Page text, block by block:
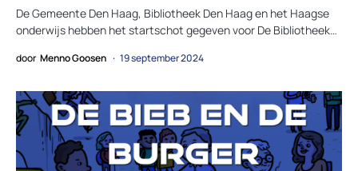
De Gemeente Den Haag, Bibliotheek Den Haag en het Haagse
onderwijs hebben het startschot gegeven voor De Bibliotheek…
door Menno Goosen 19 september 2024